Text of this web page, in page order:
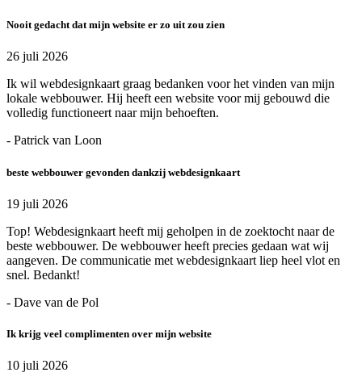
Nooit gedacht dat mijn website er zo uit zou zien
26 juli 2026
Ik wil webdesignkaart graag bedanken voor het vinden van mijn
lokale webbouwer. Hij heeft een website voor mij gebouwd die
volledig functioneert naar mijn behoeften.
- Patrick van Loon
beste webbouwer gevonden dankzij webdesignkaart
19 juli 2026
Top! Webdesignkaart heeft mij geholpen in de zoektocht naar de
beste webbouwer. De webbouwer heeft precies gedaan wat wij
aangeven. De communicatie met webdesignkaart liep heel vlot en
snel. Bedankt!
- Dave van de Pol
Ik krijg veel complimenten over mijn website
10 juli 2026